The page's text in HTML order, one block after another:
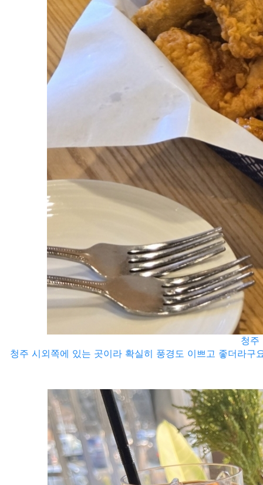
청주
청주 시외쪽에 있는 곳이라 확실히 풍경도 이쁘고 좋더라